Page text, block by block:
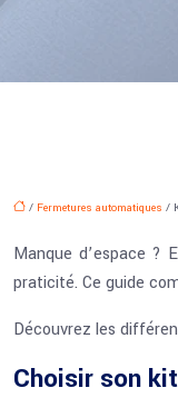
/ Fermetures automatiques /
Manque d’espace ?
praticité. Ce guide
Découvrez les
Choisir son